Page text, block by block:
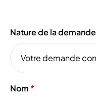
Nature de la demande
Nom